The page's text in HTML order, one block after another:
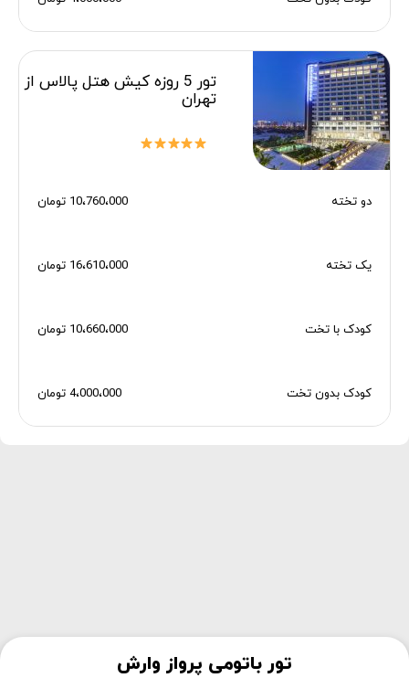
تور 5 روزه کیش هتل پالاس از
تهران
دو تخته 10،760،000 تومان
یک تخته 16،610،000 تومان
کودک با تخت 10،660،000 تومان
کودک بدون تخت 4،000،000 تومان
تور باتومی پرواز وارش